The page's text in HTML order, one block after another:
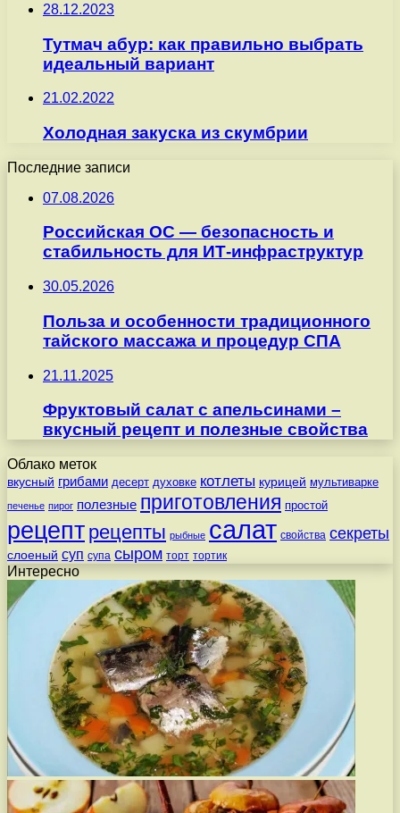
28.12.2023
Тутмач абур: как правильно выбрать
идеальный вариант
21.02.2022
Холодная закуска из скумбрии
Последние записи
07.08.2026
Российская ОС — безопасность и
стабильность для ИТ-инфраструктур
30.05.2026
Польза и особенности традиционного
тайского массажа и процедур СПА
21.11.2025
Фруктовый салат с апельсинами –
вкусный рецепт и полезные свойства
Облако меток
вкусный грибами десерт духовке котлеты курицей мультиварке
печенье пирог полезные приготовления простой
рецепт рецепты рыбные салат свойства секреты
слоеный суп супа сыром торт тортик
Интересно